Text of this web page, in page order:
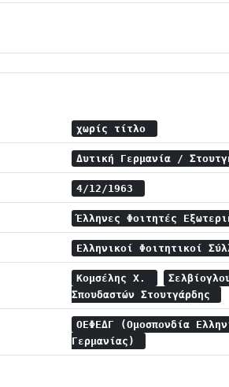
χωρίς τίτλο
Δυτική Γερμανία /
4/12/1963
Έλληνες Φοιτητές
Ελληνικοί Φοιτητικοί
Κομσέλης Χ.
Σπουδαστών Στουτγάρδης
ΟΕΦΕΔΓ (Ομοσπονδία
Γερμανίας)